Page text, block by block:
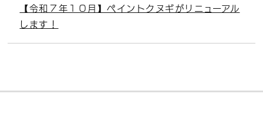
【令和７年１０月】ペイントクヌギがリニューアル
します！